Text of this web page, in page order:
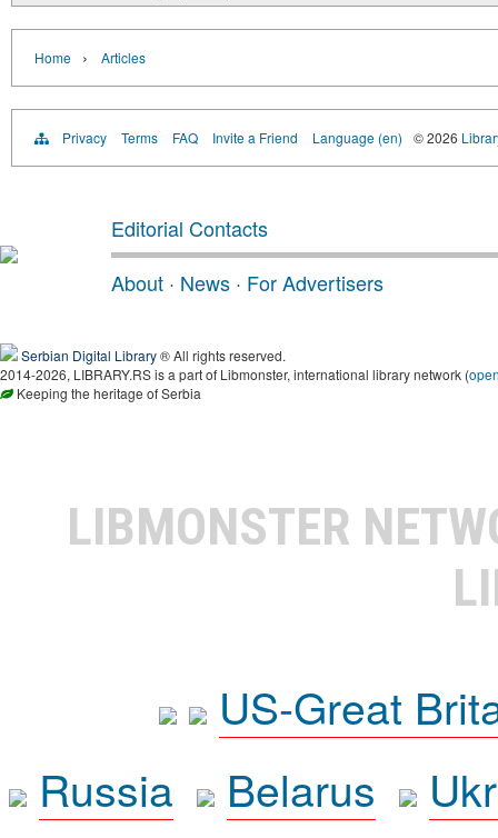
Home › Articles
Privacy Terms FAQ Invite a Friend Language (en) © 2026
Editorial Contacts
About · News · For Advertisers
Serbian Digital Library® All rights reserved.
2014-2026, LIBRARY.RS is a part of Libmonster, international library network (
Keeping the heritage of Serbia
LIBMONSTER
US-Great
Russia
Belarus